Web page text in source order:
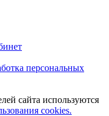
персональных
сайта используются
cookies.